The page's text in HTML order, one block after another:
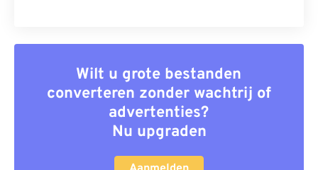
Wilt u grote bestanden
converteren zonder wachtrij of
advertenties?
Nu upgraden